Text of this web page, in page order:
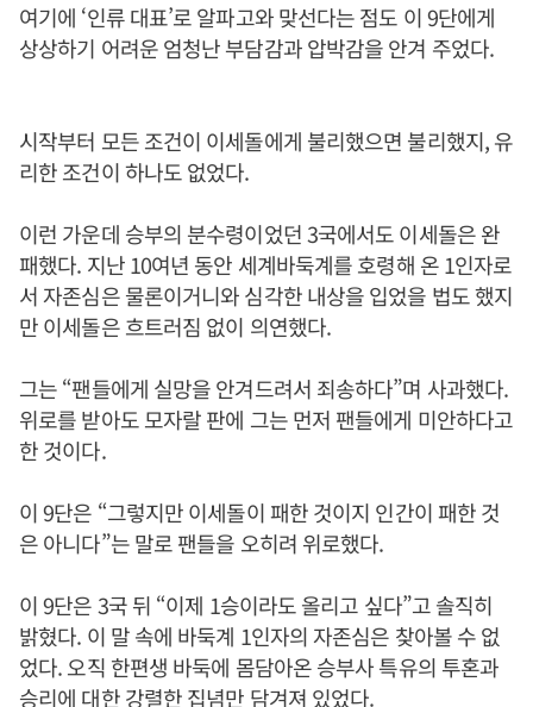
여기에 ‘인류 대표’로 알파고와 맞선다는 점도 이 9단에게
상상하기 어려운 엄청난 부담감과 압박감을 안겨 주었다.
시작부터 모든 조건이 이세돌에게 불리했으면 불리했지, 유
리한 조건이 하나도 없었다.
이런 가운데 승부의 분수령이었던 3국에서도 이세돌은 완
패했다. 지난 10여년 동안 세계바둑계를 호령해 온 1인자로
서 자존심은 물론이거니와 심각한 내상을 입었을 법도 했지
만 이세돌은 흐트러짐 없이 의연했다.
그는 “팬들에게 실망을 안겨드려서 죄송하다”며 사과했다.
위로를 받아도 모자랄 판에 그는 먼저 팬들에게 미안하다고
한 것이다.
이 9단은 “그렇지만 이세돌이 패한 것이지 인간이 패한 것
은 아니다”는 말로 팬들을 오히려 위로했다.
이 9단은 3국 뒤 “이제 1승이라도 올리고 싶다”고 솔직히
밝혔다. 이 말 속에 바둑계 1인자의 자존심은 찾아볼 수 없
었다. 오직 한편생 바둑에 몸담아온 승부사 특유의 투혼과
승리에 대한 강렬한 집념만 담겨져 있었다.